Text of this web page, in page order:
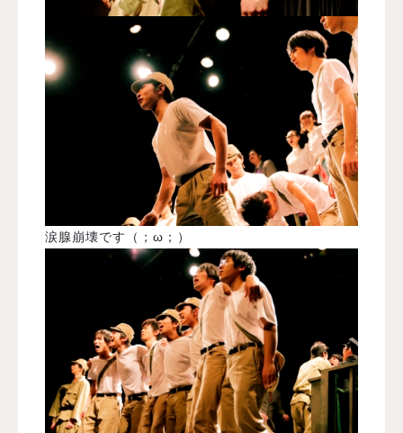
涙腺崩壊です（；ω；）